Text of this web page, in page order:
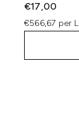
€17,00
€566,67 per L